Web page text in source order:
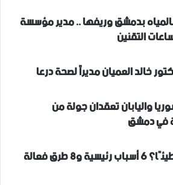
بدمشق وريفها .. مدير مؤسسة
التقنين
خالد العميان مديراً لصحة درعا
واليابان تعقدان جولة من
في دمشق
لماذا أصبح هاتفك بطيئًا؟ 6 أسباب رئيسية و8 طرق فعالة